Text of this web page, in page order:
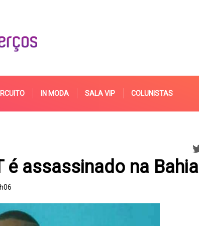
IN MODA SALA VIP COLUNISTAS
é assassinado na Bahia